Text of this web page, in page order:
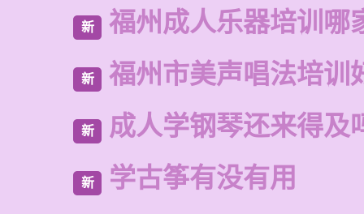
新 福州成人乐器培训哪
新 福州市美声唱法培训
新 成人学钢琴还来得及
新 学古筝有没有用